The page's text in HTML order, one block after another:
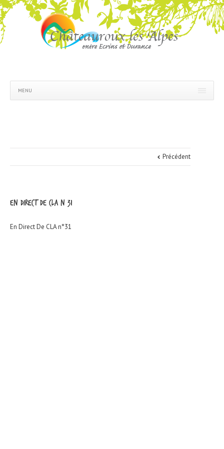
MENU
Précédent
En Direct De CLA n°31
En Direct De CLA n°31